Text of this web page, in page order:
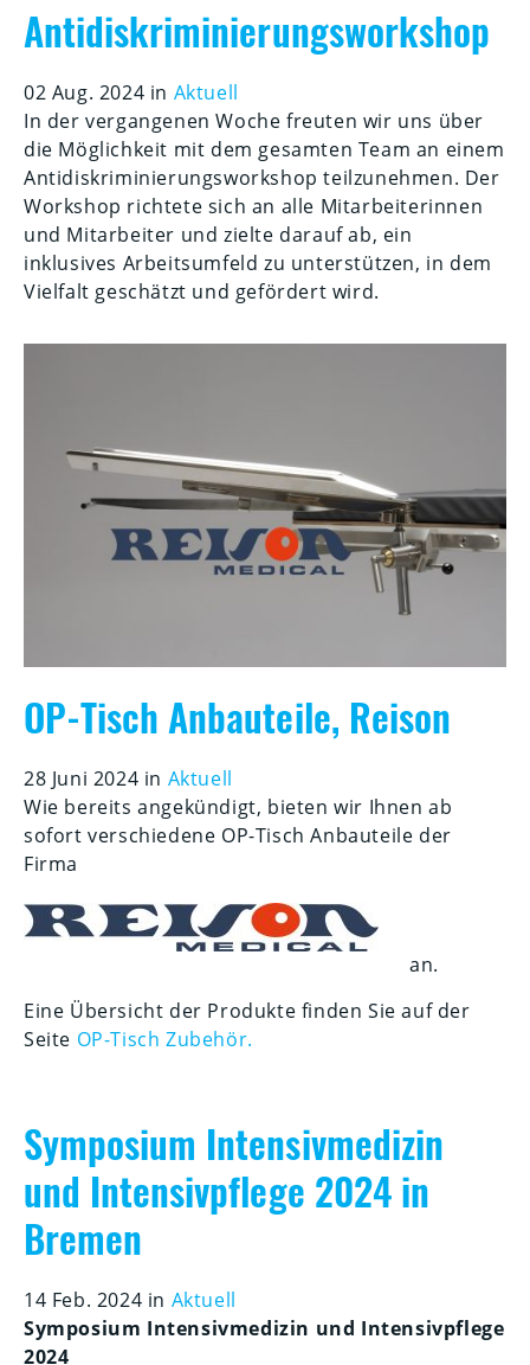
Antidiskriminierungsworkshop
02 Aug. 2024 in Aktuell
In der vergangenen Woche freuten wir uns über
die Möglichkeit mit dem gesamten Team an einem
Antidiskriminierungsworkshop teilzunehmen. Der
Workshop richtete sich an alle Mitarbeiterinnen
und Mitarbeiter und zielte darauf ab, ein
inklusives Arbeitsumfeld zu unterstützen, in dem
Vielfalt geschätzt und gefördert wird.
OP-Tisch Anbauteile, Reison
28 Juni 2024 in Aktuell
Wie bereits angekündigt, bieten wir Ihnen ab
sofort verschiedene OP-Tisch Anbauteile der
Firma
an.
Eine Übersicht der Produkte finden Sie auf der
Seite OP-Tisch Zubehör.
Symposium Intensivmedizin
und Intensivpflege 2024 in
Bremen
14 Feb. 2024 in Aktuell
Symposium Intensivmedizin und Intensivpflege
2024